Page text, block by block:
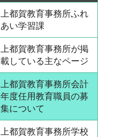
上都賀教育事務所ふれ
あい学習課
上都賀教育事務所が掲
載している主なページ
上都賀教育事務所会計
年度任用教育職員の募
集について
上都賀教育事務所学校